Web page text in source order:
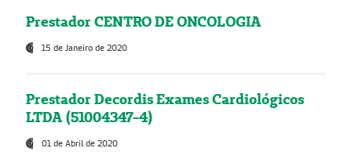
Prestador CENTRO DE ONCOLOGIA
15 de Janeiro de 2020
Prestador Decordis Exames Cardiológicos
LTDA (51004347-4)
01 de Abril de 2020